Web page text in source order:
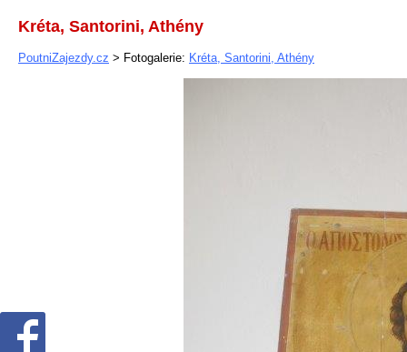
Kréta, Santorini, Athény
PoutniZajezdy.cz > Fotogalerie: Kréta, Santorini, Athény